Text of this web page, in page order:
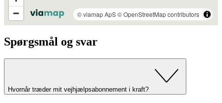
Spørgsmål og svar
Hvornår træder mit vejhjælpsabonnement i kraft?